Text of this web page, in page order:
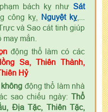
bách kỵ như Sát
công kỵ, Nguyệt kỵ,...
và Sao cát tinh giúp
mắn.
động thổ làm có các
Sa, Thiên Thành,
Hỷ
động thổ làm nhà
sao chiếu ngày: Thổ
Địa Tặc, Thiên Tặc,